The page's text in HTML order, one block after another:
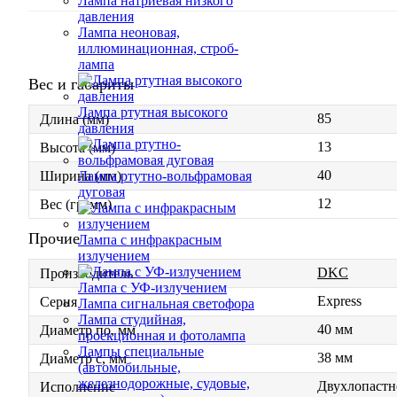
давления
Лампа неоновая,
иллюминационная, строб-
лампа
Лампа ртутная высокого
давления
Лампа ртутно-вольфрамовая
дуговая
Лампа с инфракрасным
излучением
Лампа с УФ-излучением
Лампа сигнальная светофора
Лампа студийная,
проекционная и фотолампа
Лампы специальные
(автомобильные,
железнодорожные, судовые,
Вес и габариты
Длина (мм)
85
Высота (мм)
13
Ширина (мм)
40
Вес (грамм)
12
Прочие
Производитель
DKC
Серия
Express
Диаметр по, мм
40 мм
Диаметр с, мм
38 мм
Исполнение